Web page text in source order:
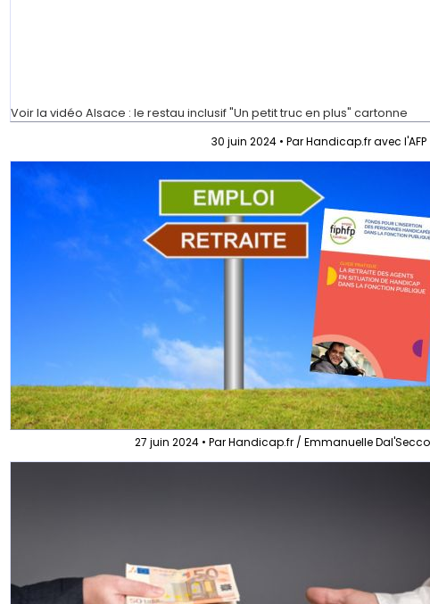
Voir la vidéo Alsace : le restau inclusif "Un petit truc en plus" cartonne
30 juin 2024 • Par Handicap.fr avec l'AFP
27 juin 2024 • Par Handicap.fr / Emmanuelle